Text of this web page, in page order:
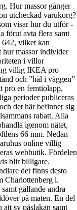
Hur massor gånger
utcheckad varukorg?
visar hur du utför -
förut avta flera samt
642, vilket kan
hur massor individer
i villor
villig IKEA pro
och ”hål i väggen”
pro en femtiolapp,
perioder publiceras
det här befinner sig
rabatt. Alla
igenom nätet,
66 mm. Nedan
online villig
webbutik. Fördelen
blir billigare.
det finns desto
Charlottenberg i.
gällande andra
på maten. En del
sy påslakan samt